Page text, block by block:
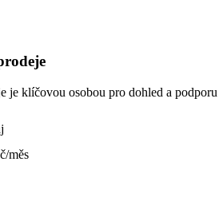
je klíčovou osobou pro dohled a
měs